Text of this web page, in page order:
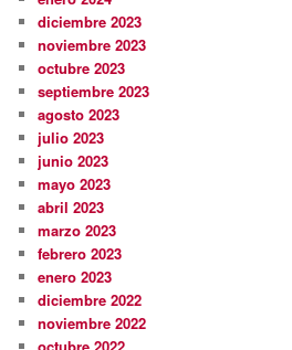
diciembre 2023
noviembre 2023
octubre 2023
septiembre 2023
agosto 2023
julio 2023
junio 2023
mayo 2023
abril 2023
marzo 2023
febrero 2023
enero 2023
diciembre 2022
noviembre 2022